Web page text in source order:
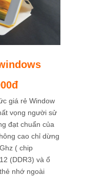
giá rẻ Window
vọng người sử
đạt chuẩn của
cao chỉ dừng
( chip
(DDR3) và ổ
nhớ ngoài